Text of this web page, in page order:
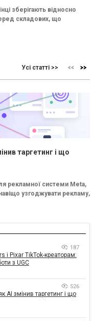
зберігають відносно
складових, що
Усі статті >>
таргетинг і що
рекламної системи Meta,
узгоджувати рекламу,
187
і Pixar TikTok-креаторам:
з UGC
526
AI змінив таргетинг і що